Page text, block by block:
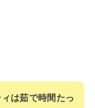
は茹で時間たっ